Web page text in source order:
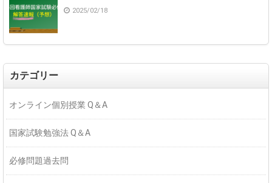
2025/02/18
カテゴリー
オンライン個別授業 Q＆A
国家試験勉強法 Q＆A
必修問題過去問